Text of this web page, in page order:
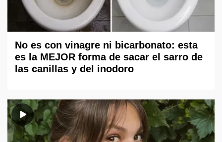
No es con vinagre ni bicarbonato: esta
es la MEJOR forma de sacar el sarro de
las canillas y del inodoro